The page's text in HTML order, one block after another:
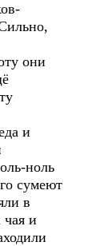
они
и
ноль
сумеют
в
и